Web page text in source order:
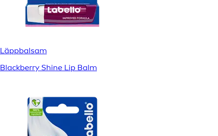
Läppbalsam
Blackberry Shine Lip Balm